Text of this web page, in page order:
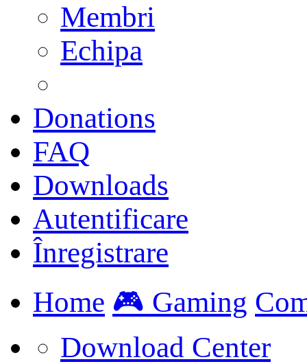
Membri
Echipa
Donations
FAQ
Downloads
Autentificare
Înregistrare
Home 🎮 Gaming
Download Center